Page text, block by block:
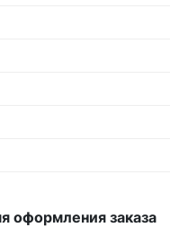
оформления заказа